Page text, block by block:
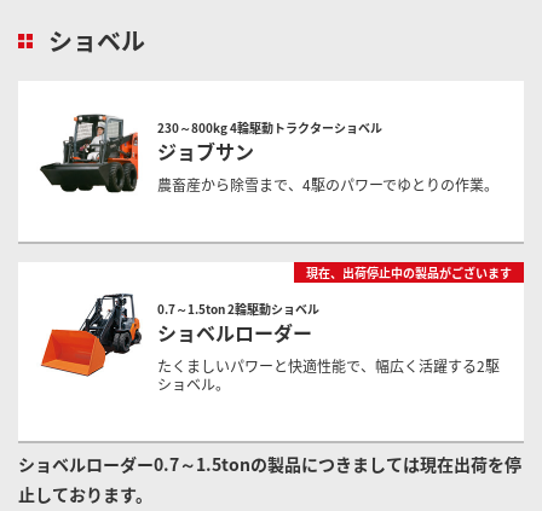
ショベル
230～800kg 4輪駆動トラクターショベル
ジョブサン
農畜産から除雪まで、4駆のパワーでゆとりの作業。
0.7～1.5ton 2輪駆動ショベル
ショベルローダー
たくましいパワーと快適性能で、幅広く活躍する2駆
ショベル。
現在、出荷停止中の製品がございます
ショベルローダー0.7～1.5tonの製品につきましては現在出荷を停
止しております。